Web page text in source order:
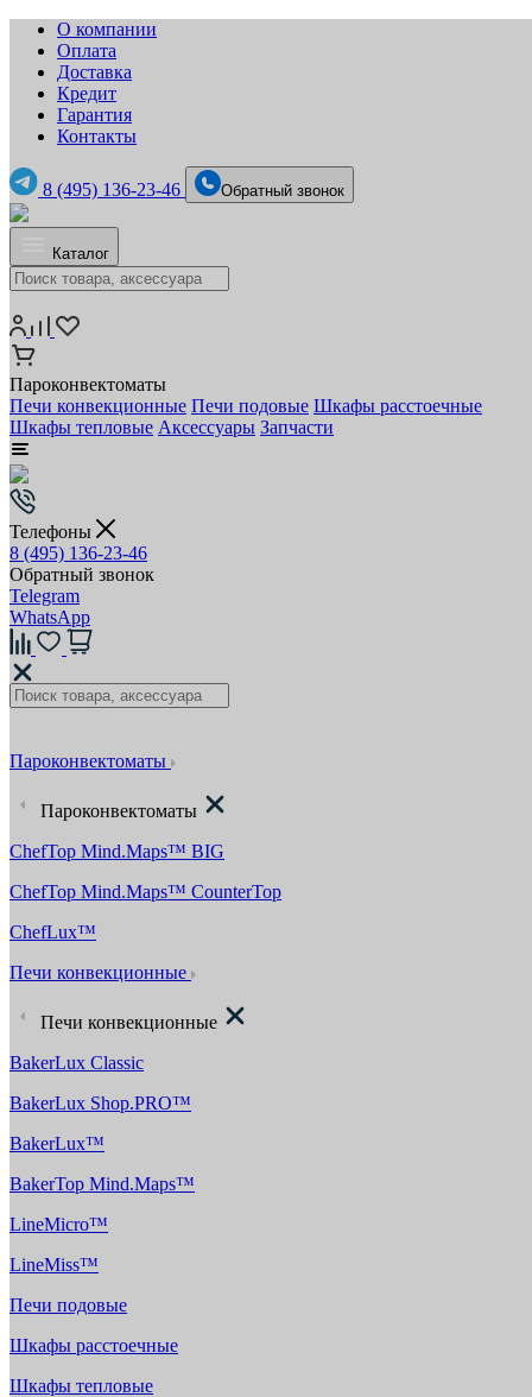
О компании
Оплата
Доставка
Кредит
Гарантия
Контакты
8 (495) 136-23-46 Обратный звонок
Каталог
Пароконвектоматы
Печи конвекционные Печи подовые Шкафы расстоечные
Шкафы тепловые Аксессуары Запчасти
Телефоны
8 (495) 136-23-46
Обратный звонок
Telegram
WhatsApp
Пароконвектоматы
Пароконвектоматы
ChefTop Mind.Maps™ BIG
ChefTop Mind.Maps™ CounterTop
ChefLux™
Печи конвекционные
Печи конвекционные
BakerLux Classic
BakerLux Shop.PRO™
BakerLux™
BakerTop Mind.Maps™
LineMicro™
LineMiss™
Печи подовые
Шкафы расстоечные
Шкафы тепловые